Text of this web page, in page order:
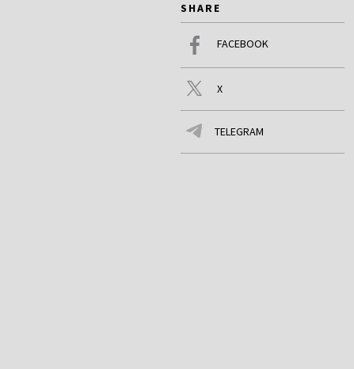
SHARE
FACEBOOK
X
TELEGRAM